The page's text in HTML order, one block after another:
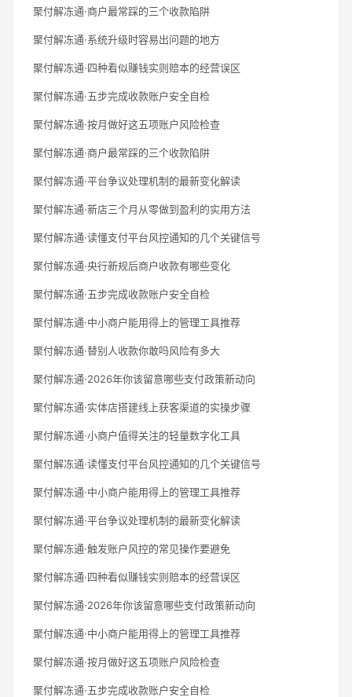
聚付解冻通·商户最常踩的三个收款陷阱
聚付解冻通·系统升级时容易出问题的地方
聚付解冻通·四种看似赚钱实则赔本的经营误区
聚付解冻通·五步完成收款账户安全自检
聚付解冻通·按月做好这五项账户风险检查
聚付解冻通·商户最常踩的三个收款陷阱
聚付解冻通·平台争议处理机制的最新变化解读
聚付解冻通·新店三个月从零做到盈利的实用方法
聚付解冻通·读懂支付平台风控通知的几个关键信号
聚付解冻通·央行新规后商户收款有哪些变化
聚付解冻通·五步完成收款账户安全自检
聚付解冻通·中小商户能用得上的管理工具推荐
聚付解冻通·替别人收款你敢吗风险有多大
聚付解冻通·2026年你该留意哪些支付政策新动向
聚付解冻通·实体店搭建线上获客渠道的实操步骤
聚付解冻通·小商户值得关注的轻量数字化工具
聚付解冻通·读懂支付平台风控通知的几个关键信号
聚付解冻通·中小商户能用得上的管理工具推荐
聚付解冻通·平台争议处理机制的最新变化解读
聚付解冻通·触发账户风控的常见操作要避免
聚付解冻通·四种看似赚钱实则赔本的经营误区
聚付解冻通·2026年你该留意哪些支付政策新动向
聚付解冻通·中小商户能用得上的管理工具推荐
聚付解冻通·按月做好这五项账户风险检查
聚付解冻通·五步完成收款账户安全自检